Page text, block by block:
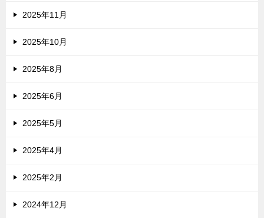
2025年11月
2025年10月
2025年8月
2025年6月
2025年5月
2025年4月
2025年2月
2024年12月